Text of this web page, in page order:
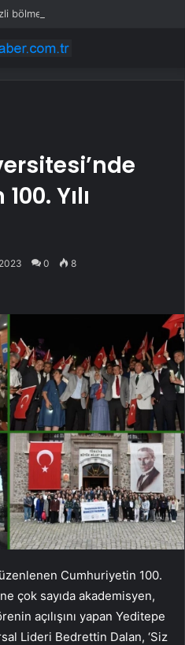
Yılı
0 8
Cumhuriyetin 100.
çok sayıda akademisyen,
açılışını yapan Yeditepe
Lideri Bedrettin Dalan, ‘Siz